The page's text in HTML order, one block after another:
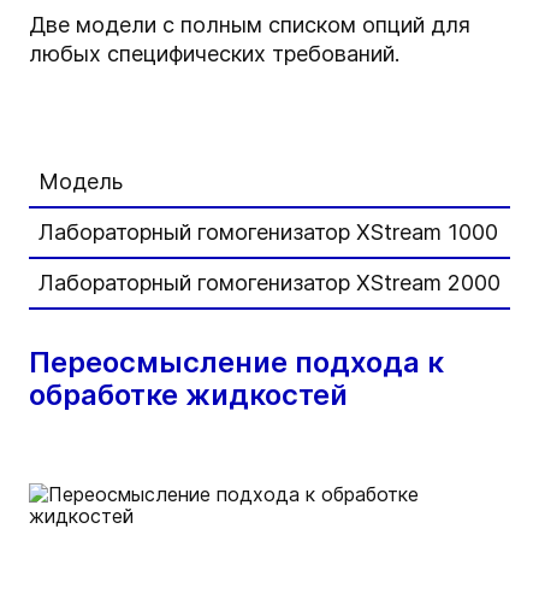
Две модели с полным списком опций для
любых специфических требований.
Модель
Лабораторный гомогенизатор XStream 1000
Лабораторный гомогенизатор XStream 2000
Переосмысление подхода к
обработке жидкостей